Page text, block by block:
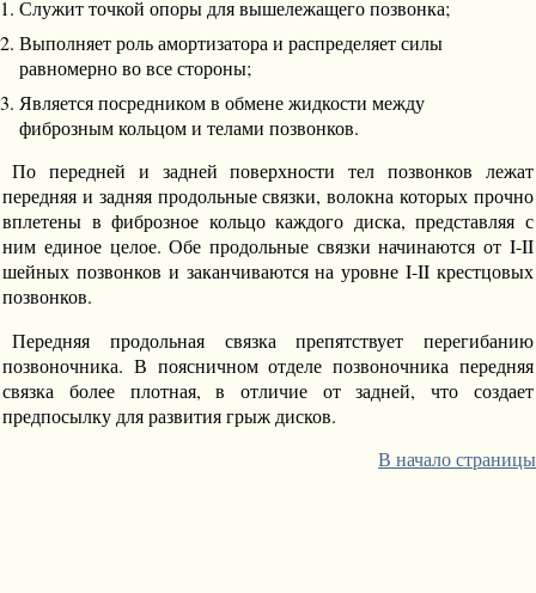
Служит точкой опоры для вышележащего позвонка;
Выполняет роль амортизатора и распределяет силы
равномерно во все стороны;
Является посредником в обмене жидкости между
фиброзным кольцом и телами позвонков.
По передней и задней поверхности тел позвонков лежат
передняя и задняя продольные связки, волокна которых прочно
вплетены в фиброзное кольцо каждого диска, представляя с
ним единое целое. Обе продольные связки начинаются от I-II
шейных позвонков и заканчиваются на уровне I-II крестцовых
позвонков.
Передняя продольная связка препятствует перегибанию
позвоночника. В поясничном отделе позвоночника передняя
связка более плотная, в отличие от задней, что создает
предпосылку для развития грыж дисков.
В начало страницы